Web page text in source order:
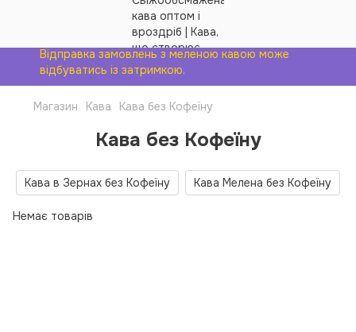
Відправка замовлень з меленою кавою може
відбуватись із затримкою.
Магазин Кава Кава без Кофеїну
Кава без Кофеїну
Кава в Зернах без Кофеїну Кава Мелена без Кофеїну
Немає товарів